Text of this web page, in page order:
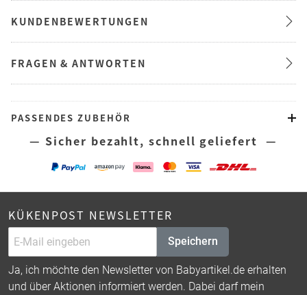
KUNDENBEWERTUNGEN
FRAGEN & ANTWORTEN
PASSENDES ZUBEHÖR
— Sicher bezahlt, schnell geliefert —
KÜKENPOST NEWSLETTER
Speichern
Ja, ich möchte den Newsletter von Babyartikel.de erhalten
und über Aktionen informiert werden. Dabei darf mein